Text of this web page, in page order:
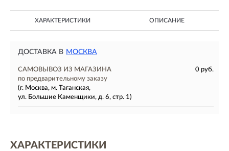
ХАРАКТЕРИСТИКИ ОПИСАНИЕ
ДОСТАВКА В МОСКВА
САМОВЫВОЗ ИЗ МАГАЗИНА
0 руб.
по предварительному заказу
(г. Москва, м. Таганская,
ул. Большие Каменщики, д. 6, стр. 1)
ХАРАКТЕРИСТИКИ